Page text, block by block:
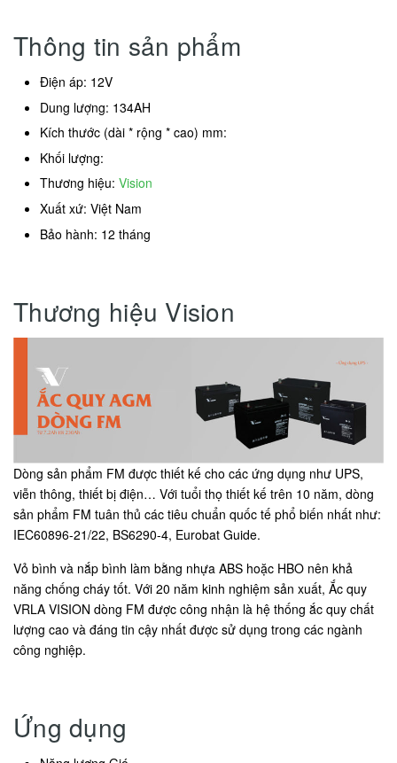
Thông tin sản phẩm
Điện áp: 12V
Dung lượng: 134AH
Kích thước (dài * rộng * cao) mm:
Khối lượng:
Thương hiệu: Vision
Xuất xứ: Việt Nam
Bảo hành: 12 tháng
Thương hiệu Vision
Dòng sản phẩm FM được thiết kế cho các ứng dụng như UPS,
viễn thông, thiết bị điện… Với tuổi thọ thiết kế trên 10 năm, dòng
sản phẩm FM tuân thủ các tiêu chuẩn quốc tế phổ biến nhất như:
IEC60896-21/22, BS6290-4, Eurobat Guide.
Vỏ bình và nắp bình làm bằng nhựa ABS hoặc HBO nên khả
năng chống cháy tốt. Với 20 năm kinh nghiệm sản xuất, Ắc quy
VRLA VISION dòng FM được công nhận là hệ thống ắc quy chất
lượng cao và đáng tin cậy nhất được sử dụng trong các ngành
công nghiệp.
Ứng dụng